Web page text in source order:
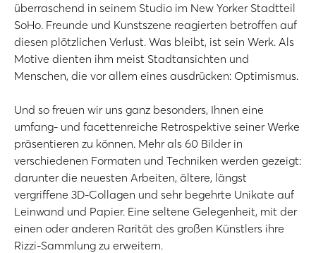
überraschend in seinem Studio im New Yorker Stadtteil
SoHo. Freunde und Kunstszene reagierten betroffen auf
diesen plötzlichen Verlust. Was bleibt, ist sein Werk. Als
Motive dienten ihm meist Stadtansichten und
Menschen, die vor allem eines ausdrücken: Optimismus.
Und so freuen wir uns ganz besonders, Ihnen eine
umfang- und facettenreiche Retrospektive seiner Werke
präsentieren zu können. Mehr als 60 Bilder in
verschiedenen Formaten und Techniken werden gezeigt:
darunter die neuesten Arbeiten, ältere, längst
vergriffene 3D-Collagen und sehr begehrte Unikate auf
Leinwand und Papier. Eine seltene Gelegenheit, mit der
einen oder anderen Rarität des großen Künstlers ihre
Rizzi-Sammlung zu erweitern.